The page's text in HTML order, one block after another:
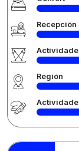
Recepción
Región